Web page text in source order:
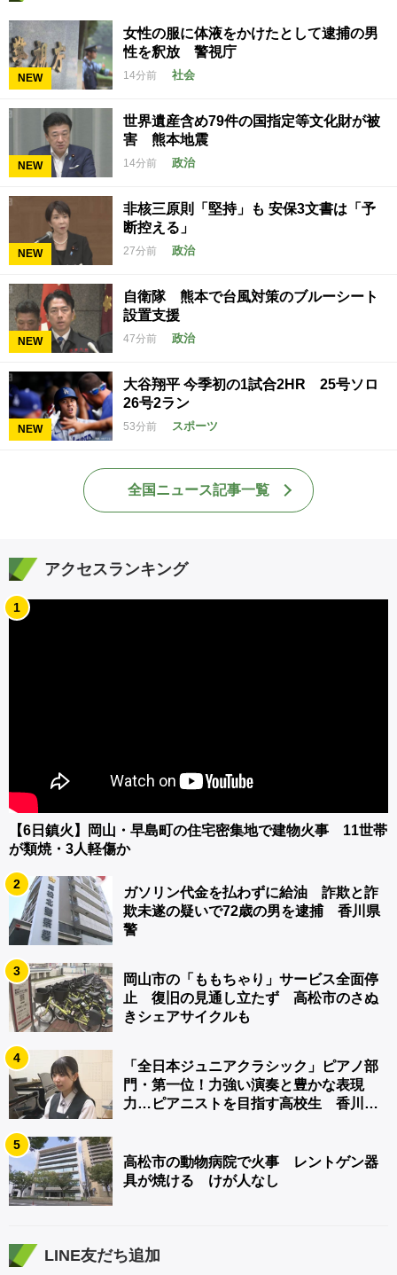
NEW
女性の服に体液をかけたとして逮捕の男
性を釈放 警視庁
14分前 社会
NEW
世界遺産含め79件の国指定等文化財が被
害 熊本地震
14分前 政治
NEW
非核三原則「堅持」も 安保3文書は「予
断控える」
27分前 政治
NEW
自衛隊 熊本で台風対策のブルーシート
設置支援
47分前 政治
NEW
大谷翔平 今季初の1試合2HR 25号ソロ
26号2ラン
53分前 スポーツ
全国ニュース記事一覧
アクセスランキング
1
【6日鎮火】岡山・早島町の住宅密集地で建物火事 11世帯
が類焼・3人軽傷か
2
ガソリン代金を払わずに給油 詐欺と詐
欺未遂の疑いで72歳の男を逮捕 香川県
警
3
岡山市の「ももちゃり」サービス全面停
止 復旧の見通し立たず 高松市のさぬ
きシェアサイクルも
4
「全日本ジュニアクラシック」ピアノ部
門・第一位！力強い演奏と豊かな表現
力…ピアニストを目指す高校生 香川
5
高松市の動物病院で火事 レントゲン器
具が焼ける けが人なし
LINE友だち追加